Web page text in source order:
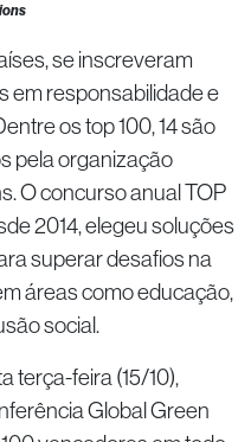
se inscreveram
em responsabilidade e
os top 100, 14 são
pela organização
O concurso anual TOP
2014, elegeu soluções
superar desafios na
áreas como educação,
social.
terça-feira (15/10),
Global Green